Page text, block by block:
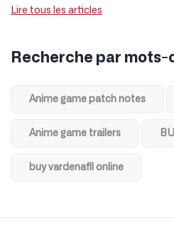
Lire tous les articles
Recherche par mots-
Anime game patch notes
Anime game trailers
buy vardenafil online